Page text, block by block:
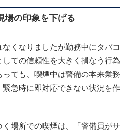
場の印象を下げる
くなりましたが勤務中にタバコ
ての信頼性を大きく損なう行為
ても、喫煙中は警備の本来業務
急時に即対応できない状況を作
場所での喫煙は、「警備員がサ